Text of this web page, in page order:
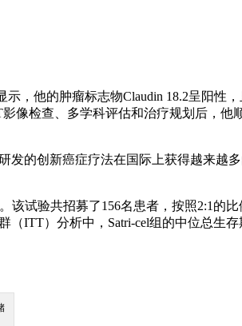
，他的肿瘤标志物Claudin 18.2呈阳性
像检查、多学科评估和治疗规划后，他
发的创新癌症疗法在国际上获得越来越
试验共招募了156名患者，按照2:1的比
ITT）分析中，Satri-cel组的中位总生存